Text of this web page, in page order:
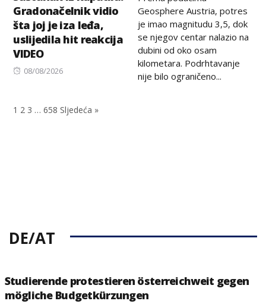
Gradonačelnik vidio
šta joj je iza leđa,
uslijedila hit reakcija
VIDEO
Posted
08/08/2026
Geosphere Austria, potres
je imao magnitudu 3,5, dok
se njegov centar nalazio na
dubini od oko osam
kilometara. Podrhtavanje
nije bilo ograničeno...
1 2 3 … 658 Sljedeća »
DE/AT
Studierende protestieren österreichweit gegen
mögliche Budgetkürzungen